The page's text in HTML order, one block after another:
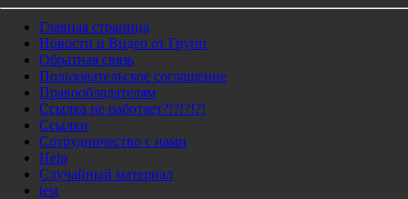
Главная страница
Новости и Видео от Групп
Обратная связь
Пользовательское соглашение
Правообладателям
Ссылка не работает?!?!?!?!
Ссылки
Сотрудничество с нами
Help
Cлучайный материал
test